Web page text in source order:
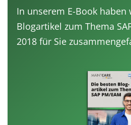
In unserem E-Book haben
Blogartikel zum Thema
2018 für Sie